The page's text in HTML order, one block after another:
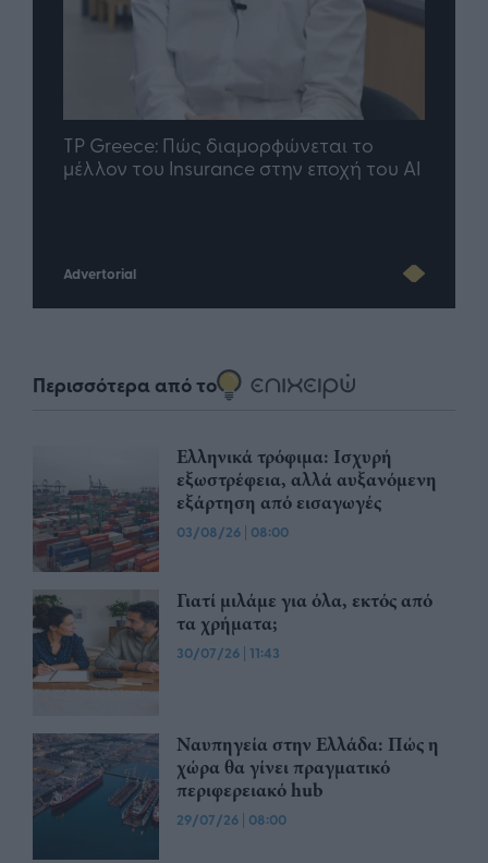
TP Greece: Πώς διαμορφώνεται το
μέλλον του Insurance στην εποχή του AI
Advertorial
Περισσότερα από το
Ελληνικά τρόφιμα: Ισχυρή
εξωστρέφεια, αλλά αυξανόμενη
εξάρτηση από εισαγωγές
03/08/26 | 08:00
Γιατί μιλάμε για όλα, εκτός από
τα χρήματα;
30/07/26 | 11:43
Ναυπηγεία στην Ελλάδα: Πώς η
χώρα θα γίνει πραγματικό
περιφερειακό hub
29/07/26 | 08:00